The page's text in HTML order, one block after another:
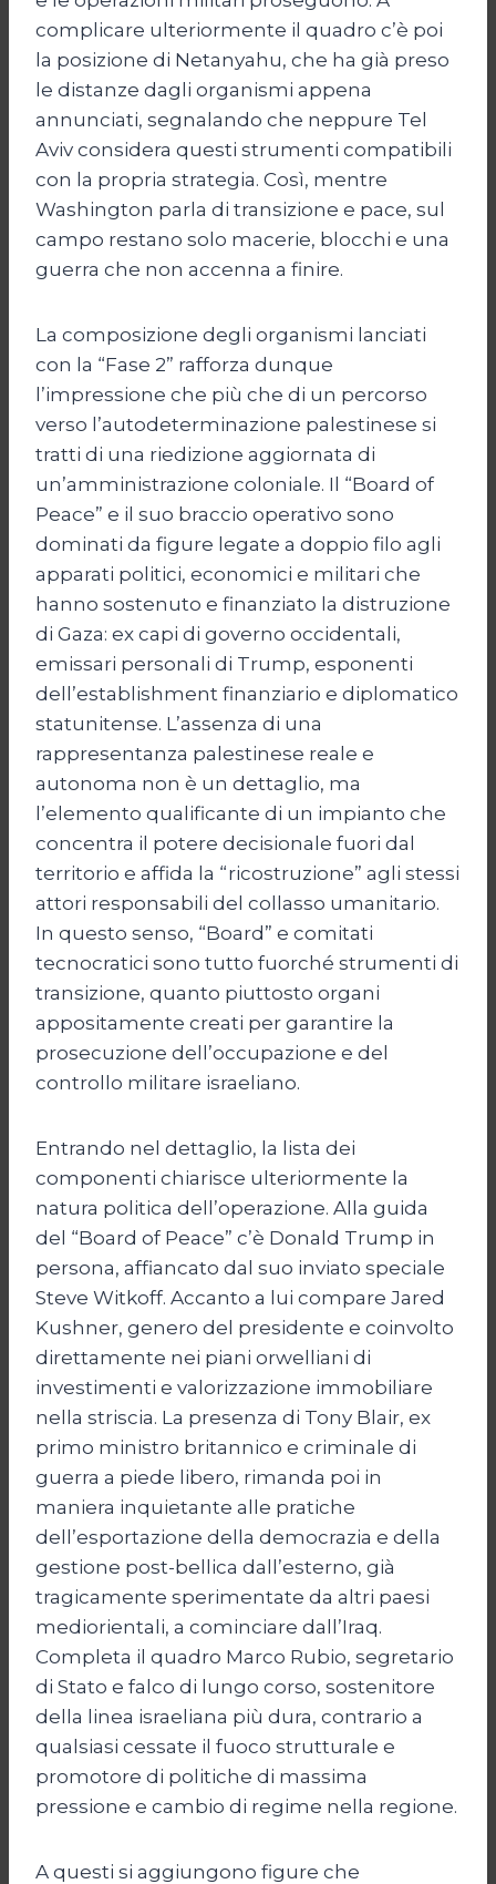
complicare ulteriormente il quadro c’è poi
la posizione di Netanyahu, che ha già preso
le distanze dagli organismi appena
annunciati, segnalando che neppure Tel
Aviv considera questi strumenti compatibili
con la propria strategia. Così, mentre
Washington parla di transizione e pace, sul
campo restano solo macerie, blocchi e una
guerra che non accenna a finire.
La composizione degli organismi lanciati
con la “Fase 2” rafforza dunque
l’impressione che più che di un percorso
verso l’autodeterminazione palestinese si
tratti di una riedizione aggiornata di
un’amministrazione coloniale. Il “Board of
Peace” e il suo braccio operativo sono
dominati da figure legate a doppio filo agli
apparati politici, economici e militari che
hanno sostenuto e finanziato la distruzione
di Gaza: ex capi di governo occidentali,
emissari personali di Trump, esponenti
dell’establishment finanziario e diplomatico
statunitense. L’assenza di una
rappresentanza palestinese reale e
autonoma non è un dettaglio, ma
l’elemento qualificante di un impianto che
concentra il potere decisionale fuori dal
territorio e affida la “ricostruzione” agli stessi
attori responsabili del collasso umanitario.
In questo senso, “Board” e comitati
tecnocratici sono tutto fuorché strumenti di
transizione, quanto piuttosto organi
appositamente creati per garantire la
prosecuzione dell’occupazione e del
controllo militare israeliano.
Entrando nel dettaglio, la lista dei
componenti chiarisce ulteriormente la
natura politica dell’operazione. Alla guida
del “Board of Peace” c’è Donald Trump in
persona, affiancato dal suo inviato speciale
Steve Witkoff. Accanto a lui compare Jared
Kushner, genero del presidente e coinvolto
direttamente nei piani orwelliani di
investimenti e valorizzazione immobiliare
nella striscia. La presenza di Tony Blair, ex
primo ministro britannico e criminale di
guerra a piede libero, rimanda poi in
maniera inquietante alle pratiche
dell’esportazione della democrazia e della
gestione post-bellica dall’esterno, già
tragicamente sperimentate da altri paesi
mediorientali, a cominciare dall’Iraq.
Completa il quadro Marco Rubio, segretario
di Stato e falco di lungo corso, sostenitore
della linea israeliana più dura, contrario a
qualsiasi cessate il fuoco strutturale e
promotore di politiche di massima
pressione e cambio di regime nella regione.
A questi si aggiungono figure che